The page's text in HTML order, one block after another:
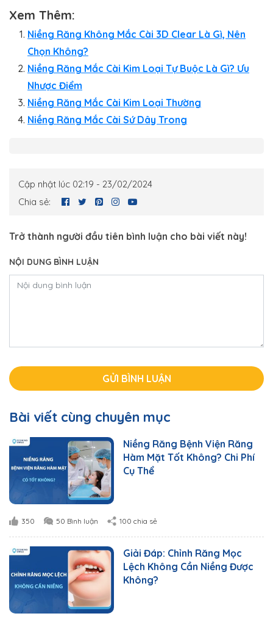
Xem Thêm:
Niềng Răng Không Mắc Cài 3D Clear Là Gì, Nên
Chọn Không?
Niềng Răng Mắc Cài Kim Loại Tự Buộc Là Gì? Ưu
Nhược Điểm
Niềng Răng Mắc Cài Kim Loại Thường
Niềng Răng Mắc Cài Sứ Dây Trong
Cập nhật lúc 02:19 - 23/02/2024
Chia sẻ:
Trở thành người đầu tiên bình luận cho bài viết này!
NỘI DUNG BÌNH LUẬN
Bài viết cùng chuyên mục
Niềng Răng Bệnh Viện Răng
Hàm Mặt Tốt Không? Chi Phí
Cụ Thể
350 50 Bình luận 100 chia sẻ
Giải Đáp: Chỉnh Răng Mọc
Lệch Không Cần Niềng Được
Không?